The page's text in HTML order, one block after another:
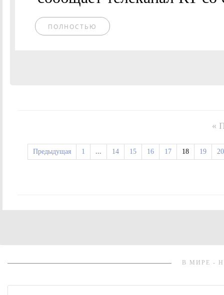
ПОЛНОСТЬЮ
«
Предыдущая 1 ... 14 15 16 17 18 19 20
В МИРЕ -